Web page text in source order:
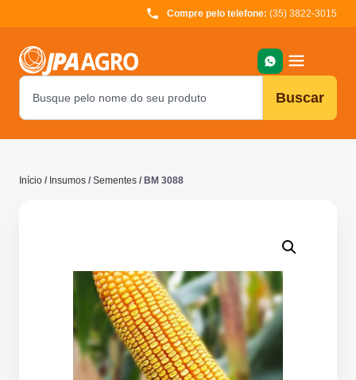
Compre pelo telefone: (35) 3822-3015
Buscar
Início / Insumos / Sementes / BM 3088